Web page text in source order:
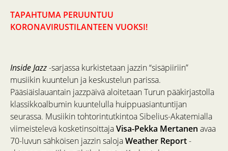
TAPAHTUMA PERUUNTUU
KORONAVIRUSTILANTEEN VUOKSI!
Inside Jazz-sarjassa kurkistetaan jazzin “sisäpiiriin”
musiikin kuuntelun ja keskustelun parissa.
Pääsiäislauantain jazzpäivä aloitetaan Turun pääkirjastolla
klassikkoalbumin kuuntelulla huippuasiantuntijan
seurassa. Musiikin tohtorintutkintoa Sibelius-Akatemialla
viimeistelevä kosketinsoittajaVisa-Pekka Mertanen avaa
70-luvun sähköisen jazzin salojaWeather Report-